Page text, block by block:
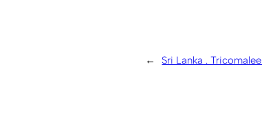
← Sri Lanka .